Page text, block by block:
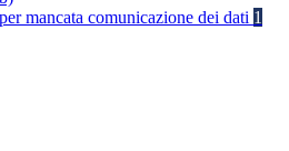
mancata comunicazione dei dati 1